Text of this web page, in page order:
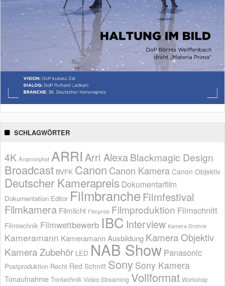
SCHLAGWÖRTER
4K Anamorphot ARRI Arri AlexaBlackmagic Design
Broadcast BVFK Canon Canon Kamera Canon Objektiv
Deutscher Kamerapreis Dokumentarfilm
Dokumentation Editor Filmbranche Filmfestival
Filmkamera Filmlicht Filmpreis Filmproduktion Filmschnitt
Filmtechnik Filmwettbewerb IBC Interview Kamera Drohne
Kameramann Kameramann Ausbildung Kamera Objektiv
Kamera Zubehör LED NAB Show Panasonic
Postproduktion Recht Red Schnitt Sony Sony Kamera
Tonaufnahme Tontechnik Video Streaming Vollformat Workshop